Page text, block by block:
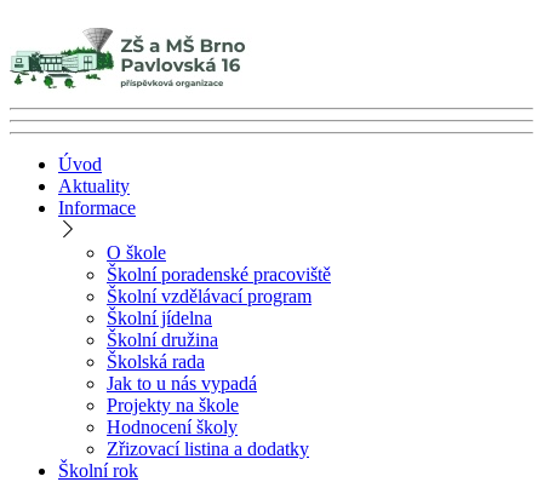
Úvod
Aktuality
Informace
O škole
Školní poradenské pracoviště
Školní vzdělávací program
Školní jídelna
Školní družina
Školská rada
Jak to u nás vypadá
Projekty na škole
Hodnocení školy
Zřizovací listina a dodatky
Školní rok